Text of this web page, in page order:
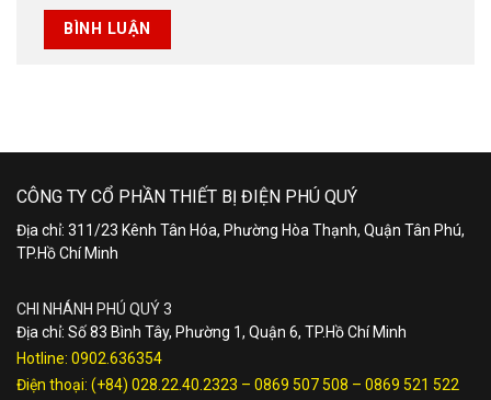
CÔNG TY CỔ PHẦN THIẾT BỊ ĐIỆN PHÚ QUÝ
Địa chỉ: 311/23 Kênh Tân Hóa, Phường Hòa Thạnh, Quận Tân Phú,
TP.Hồ Chí Minh
CHI NHÁNH PHÚ QUÝ 3
Địa chỉ: Số 83 Bình Tây, Phường 1, Quận 6, TP.Hồ Chí Minh
Hotline: 0902.636354
Điện thoại: (+84) 028.22.40.2323 – 0869 507 508 – 0869 521 522